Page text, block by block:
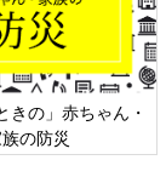
きの」赤ちゃん・
の防災